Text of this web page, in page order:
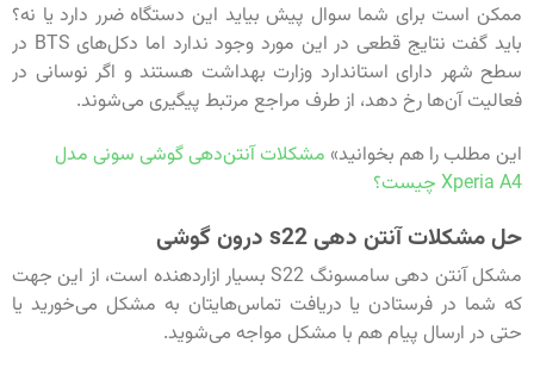
ممکن است برای شما سوال پیش بیاید این دستگاه ضرر دارد یا نه؟
باید گفت نتایج قطعی در این مورد وجود ندارد اما دکل‌‌های BTS در
سطح شهر دارای استاندارد وزارت بهداشت هستند و اگر نوسانی در
فعالیت آن‌ها رخ دهد، از طرف مراجع مرتبط پیگیری می‌شوند.
این مطلب را هم بخوانید» مشکلات آنتن‌دهی گوشی سونی مدل
Xperia A4 چیست؟
حل مشکلات آنتن دهی s22 درون گوشی
مشکل آنتن دهی سامسونگ S22 بسیار ازاردهنده است، از این جهت
که شما در فرستادن یا دریافت تماس‌هایتان به مشکل می‌خورید یا
حتی در ارسال پیام هم با مشکل مواجه می‌شوید.